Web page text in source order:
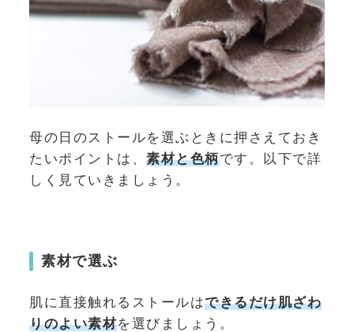
母の日のストールを選ぶときに押さえておき
たいポイントは、 素材と色柄です。以下で詳
しく見ていきましょう。
素材で選ぶ
肌に直接触れるストールはできるだけ肌ざわ
りのよい素材を選びましょう。